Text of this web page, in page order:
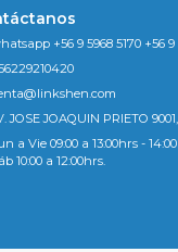
+56 9 5968 5170 +56 9
JOSE JOAQUIN PRIETO
a Vie 09:00 a 13:00hrs -
10:00 a 12:00hrs.